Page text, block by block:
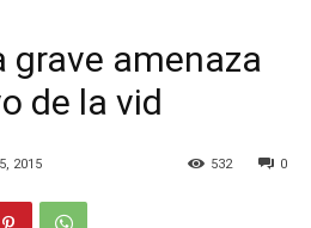
grave amenaza
de la vid
2015 0
532